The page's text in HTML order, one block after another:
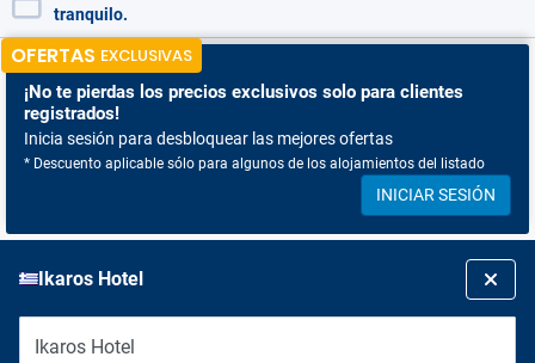
tranquilo.
OFERTAS EXCLUSIVAS
¡No te pierdas los precios exclusivos solo para clientes
registrados!
Inicia sesión para desbloquear las mejores ofertas
* Descuento aplicable sólo para algunos de los alojamientos del listado
INICIAR SESIÓN
Ikaros Hotel
Ikaros Hotel